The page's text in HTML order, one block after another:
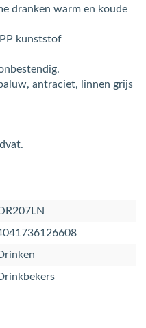
dranken warm en koude
kunststof
antraciet, linnen grijs